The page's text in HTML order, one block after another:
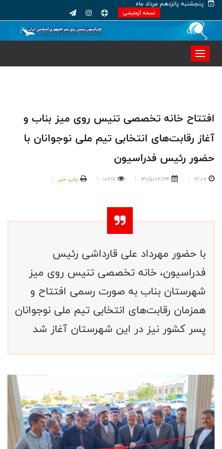
پنجشنبه پانزدهم مرداد ماه
نسخه آزمایشی
افتتاح خانه تخصصی تنیس روی میز بناب و
آغاز رقابت‌های انتخابی تیم ملی نوجوانان با
حضور رئیس فدراسیون
12:07
1405/02/24
10218 چاپ خبر
با حضور مهرداد علی قارداشی رئیس
فدراسیون، خانه تخصصی تنیس روی میز
شهرستان بناب به صورت رسمی افتتاح و
همزمان رقابت‌های انتخابی تیم ملی نوجوانان
پسر کشور نیز در این شهرستان آغاز شد